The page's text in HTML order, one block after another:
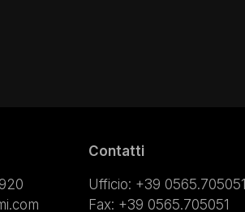
Contatti
Ufficio: +39 0565.705051
Fax: +39 0565.705051